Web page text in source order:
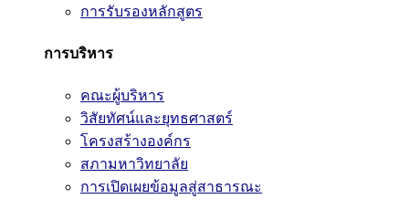
การรับรองหลักสูตร
การบริหาร
คณะผู้บริหาร
วิสัยทัศน์และยุทธศาสตร์
โครงสร้างองค์กร
สภามหาวิทยาลัย
การเปิดเผยข้อมูลสู่สาธารณะ